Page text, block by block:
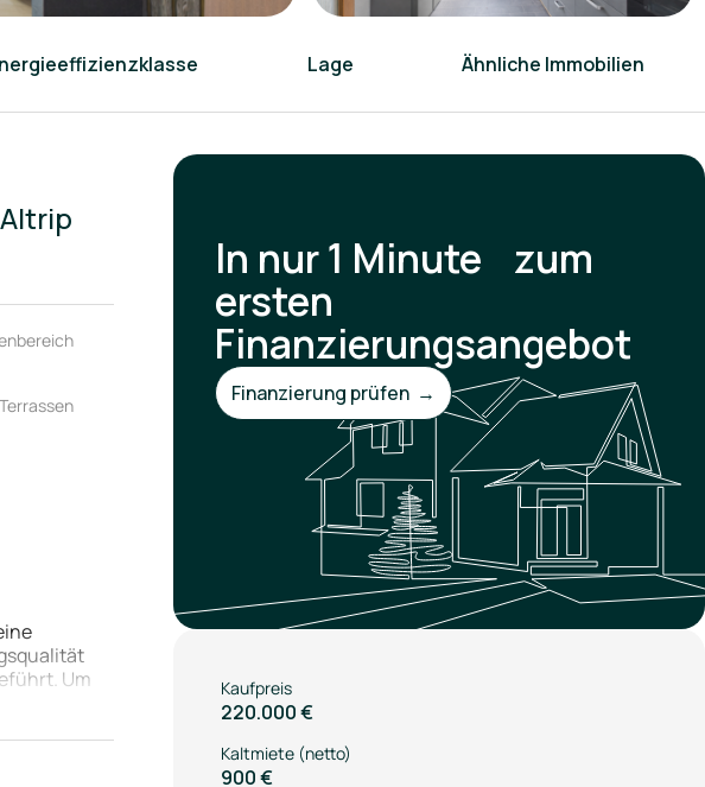
Lage Ähnliche Immobilien
Um
an.
In nur 1 Minute zum
ersten
Finanzierungsangebot
Finanzierung prüfen →
Kaufpreis
220.000 €
Kaltmiete (netto)
900 €